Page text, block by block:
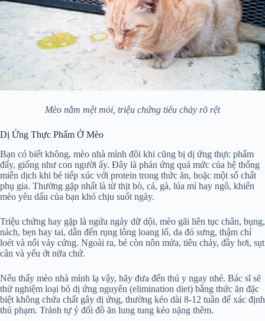
Mèo nằm mệt mỏi, triệu chứng tiêu chảy rõ rệt
Dị Ứng Thực Phẩm Ở Mèo
Bạn có biết không, mèo nhà mình đôi khi cũng bị dị ứng thực phẩm
đấy, giống như con người ấy. Đây là phản ứng quá mức của hệ thống
miễn dịch khi bé tiếp xúc với protein trong thức ăn, hoặc một số chất
phụ gia. Thường gặp nhất là từ thịt bò, cá, gà, lúa mì hay ngô, khiến
mèo yêu dấu của bạn khó chịu suốt ngày.
Triệu chứng hay gặp là ngứa ngáy dữ dội, mèo gãi liên tục chân, bụng,
nách, bẹn hay tai, dẫn đến rụng lông loang lổ, da đỏ sưng, thậm chí
loét và nổi vảy cứng. Ngoài ra, bé còn nôn mửa, tiêu chảy, đầy hơi, sụt
cân và yếu ớt nữa chứ.
Nếu thấy mèo nhà mình lạ vậy, hãy đưa đến thú y ngay nhé. Bác sĩ sẽ
thử nghiệm loại bỏ dị ứng nguyên (elimination diet) bằng thức ăn đặc
biệt không chứa chất gây dị ứng, thường kéo dài 8-12 tuần để xác định
thủ phạm. Tránh tự ý đổi đồ ăn lung tung kẻo nặng thêm.